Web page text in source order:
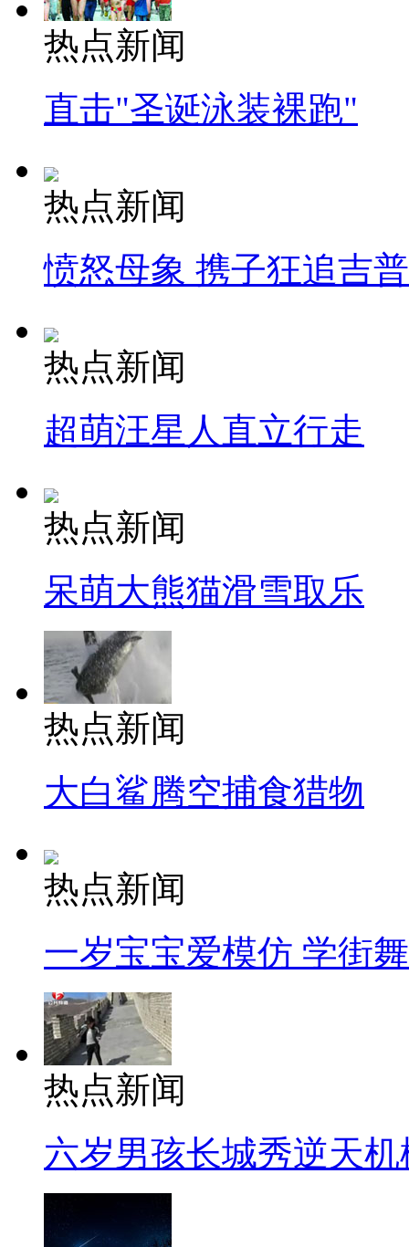
热点新闻
直击"圣诞泳装裸跑"
热点新闻
愤怒母象 携子狂追吉
热点新闻
超萌汪星人直立行走
热点新闻
呆萌大熊猫滑雪取乐
热点新闻
大白鲨腾空捕食猎物
热点新闻
一岁宝宝爱模仿 学街
热点新闻
六岁男孩长城秀逆天机